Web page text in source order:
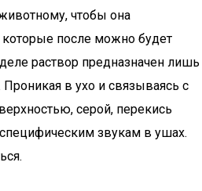
чтобы она
которые после можно будет
раствор предназначен лишь
в ухо и связываясь с
серой, перекись
звукам в ушах.